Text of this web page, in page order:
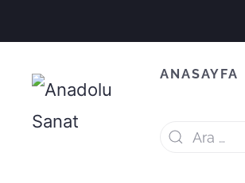
ANASAYFA